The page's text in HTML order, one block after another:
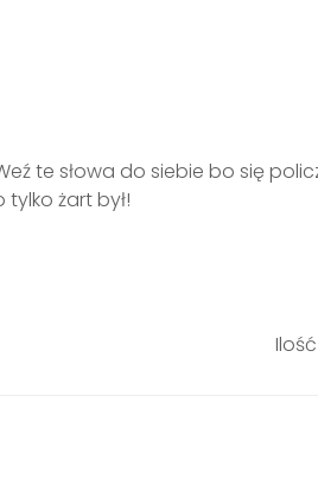
te słowa do siebie bo się
żart był!